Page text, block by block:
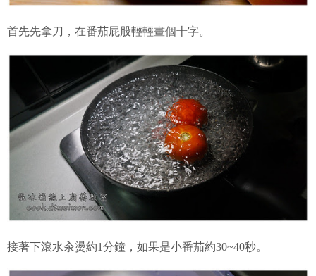
首先先拿刀，在番茄屁股輕輕畫個十字。
接著下滾水汆燙約1分鐘，如果是小番茄約30~40秒。